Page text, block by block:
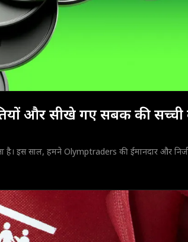
और सीखे गए सबक की सच्ची
इस साल, हमने Olymptraders की ईमानदार और